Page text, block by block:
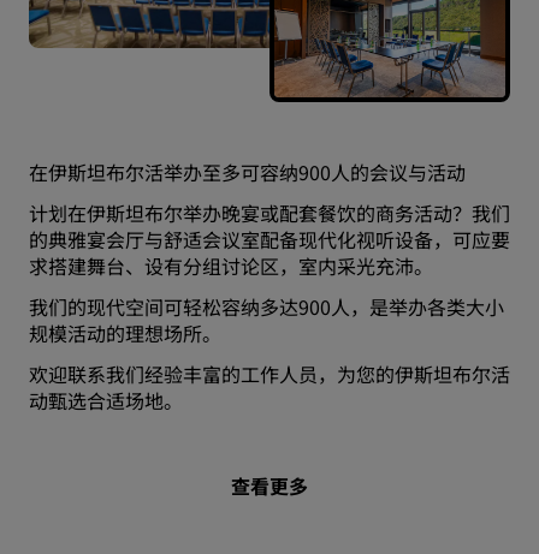
在伊斯坦布尔活举办至多可容纳900人的会议与活动
计划在伊斯坦布尔举办晚宴或配套餐饮的商务活动？我们
的典雅宴会厅与舒适会议室配备现代化视听设备，可应要
求搭建舞台、设有分组讨论区，室内采光充沛。
我们的现代空间可轻松容纳多达900人，是举办各类大小
规模活动的理想场所。
欢迎联系我们经验丰富的工作人员，为您的伊斯坦布尔活
动甄选合适场地。
查看更多